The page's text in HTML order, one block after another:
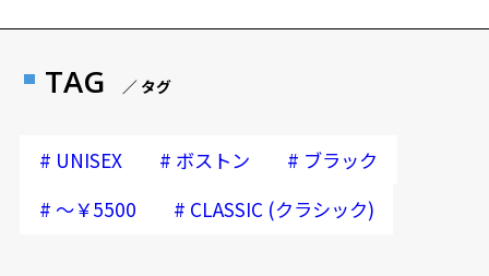
再入荷お知らせメールのお申し込み
TAG ／ タグ
# UNISEX # ボストン # ブラック
# ～￥5500 # CLASSIC (クラシック)